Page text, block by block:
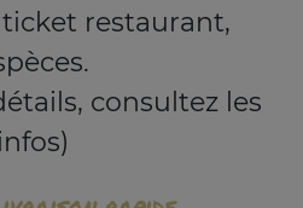
ticket restaurant,
consultez les
infos)